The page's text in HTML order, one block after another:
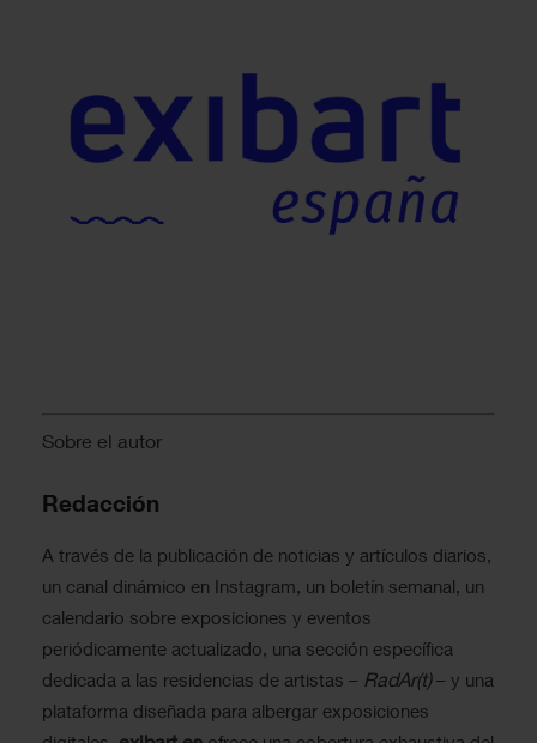
Sobre el autor
Redacción
A través de la publicación de noticias y artículos diarios,
un canal dinámico en Instagram, un boletín semanal, un
calendario sobre exposiciones y eventos
periódicamente actualizado, una sección específica
dedicada a las residencias de artistas – RadAr(t)– y una
plataforma diseñada para albergar exposiciones